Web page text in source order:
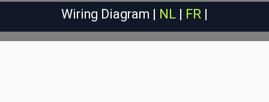
Wiring Diagram | NL | FR |